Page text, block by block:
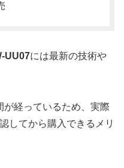
UU07には最新の技術や
経っているため、実際
してから購入できるメリ